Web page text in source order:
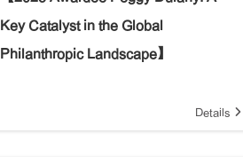
Key Catalyst in the Global
Philanthropic Landscape】
Details